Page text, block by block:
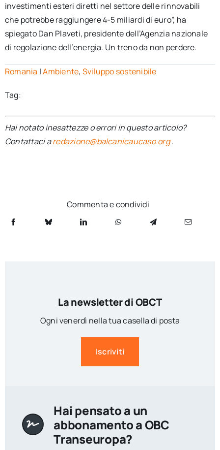
investimenti esteri diretti nel settore delle rinnovabili
che potrebbe raggiungere 4-5 miliardi di euro”, ha
spiegato Dan Plaveti, presidente dell’Agenzia nazionale
di regolazione dell’energia. Un treno da non perdere.
Romania |Ambiente, Sviluppo sostenibile
Tag:
Hai notato inesattezze o errori in questo articolo?
Contattaci aredazione@balcanicaucaso.org.
Commenta e condividi
La newsletter di OBCT
Ogni venerdì nella tua casella di posta
Iscriviti
Hai pensato a un
abbonamento a OBC
Transeuropa?